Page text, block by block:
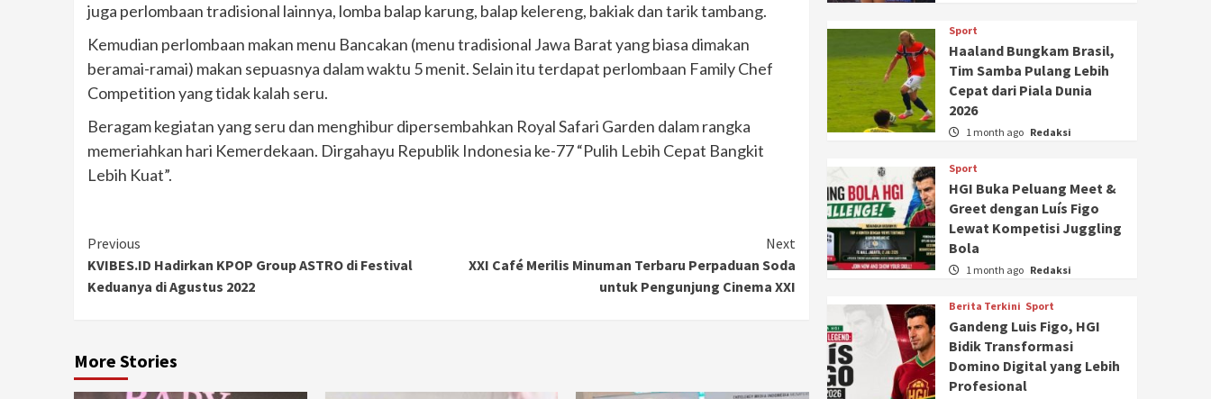
juga perlombaan tradisional lainnya, lomba balap karung, balap kelereng, bakiak dan tarik tambang.
Kemudian perlombaan makan menu Bancakan (menu tradisional Jawa Barat yang biasa dimakan
beramai-ramai) makan sepuasnya dalam waktu 5 menit. Selain itu terdapat perlombaan Family Chef
Competition yang tidak kalah seru.
Beragam kegiatan yang seru dan menghibur dipersembahkan Royal Safari Garden dalam rangka
memeriahkan hari Kemerdekaan. Dirgahayu Republik Indonesia ke-77 “Pulih Lebih Cepat Bangkit
Lebih Kuat”.
Continue
Reading
Previous
KVIBES.ID Hadirkan KPOP Group ASTRO di Festival
Keduanya di Agustus 2022
Next
XXI Café Merilis Minuman Terbaru Perpaduan Soda
untuk Pengunjung Cinema XXI
More Stories
Sport
Haaland Bungkam Brasil,
Tim Samba Pulang Lebih
Cepat dari Piala Dunia
2026
1 month ago Redaksi
Sport
HGI Buka Peluang Meet &
Greet dengan Luís Figo
Lewat Kompetisi Juggling
Bola
1 month ago Redaksi
Berita Terkini Sport
Gandeng Luis Figo, HGI
Bidik Transformasi
Domino Digital yang Lebih
Profesional